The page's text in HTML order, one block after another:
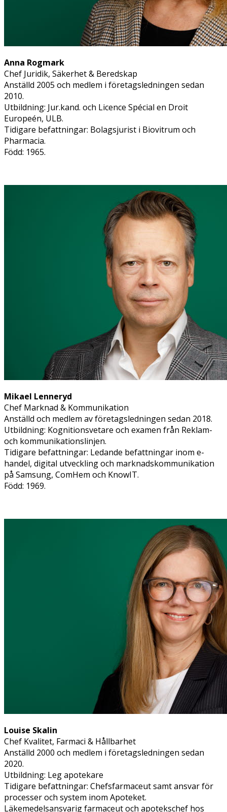
Anna Rogmark
Chef Juridik, Säkerhet & Beredskap
Anställd 2005 och medlem i företagsledningen sedan
2010.
Utbildning: Jur.kand. och Licence Spécial en Droit
Europeén, ULB.
Tidigare befattningar: Bolagsjurist i Biovitrum och
Pharmacia.
Född: 1965.
Mikael Lenneryd
Chef Marknad & Kommunikation​
Anställd och medlem av företagsledningen sedan 2018.
Utbildning: Kognitionsvetare och examen från Reklam-
och kommunikationslinjen.
Tidigare befattningar: Ledande befattningar inom e-
handel, digital utveckling och marknadskommunikation
på Samsung, ComHem och KnowIT.
Född: 1969.
Louise Skalin
Chef Kvalitet, Farmaci & Hållbarhet
Anställd 2000 och medlem i företagsledningen sedan
2020.
Utbildning: Leg apotekare
Tidigare befattningar: Chefsfarmaceut samt ansvar för
processer och system inom Apoteket.
Läkemedelsansvarig farmaceut och apotekschef hos